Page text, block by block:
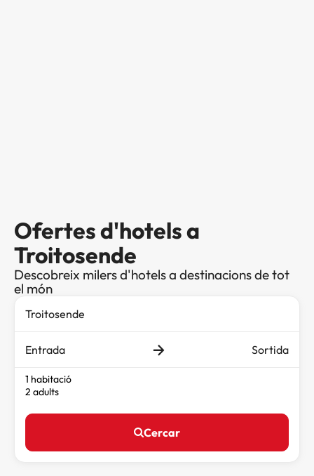
Ofertes d'hotels a
Troitosende
Descobreix milers d'hotels a destinacions de tot
el món
Entrada Sortida
1 habitació
2 adults
Cercar